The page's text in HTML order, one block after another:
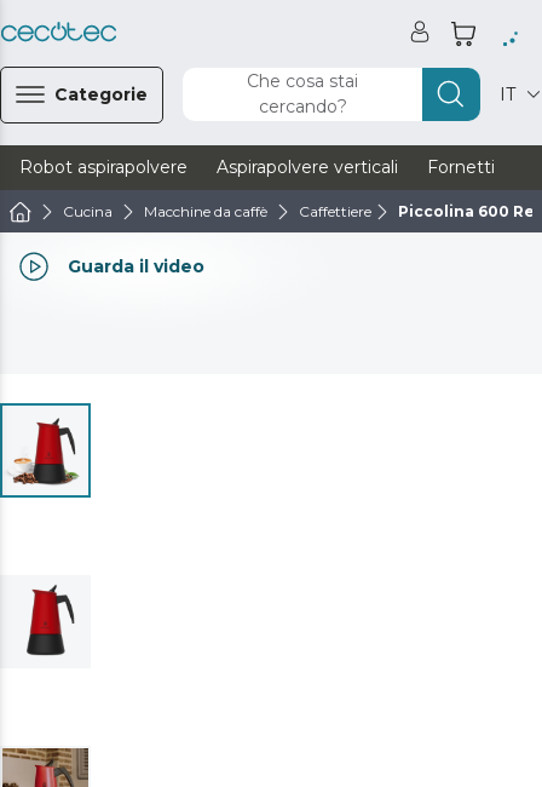
Categorie
Che cosa stai
cercando?
IT
Robot aspirapolvere Aspirapolvere verticali Fornetti
Cucina Macchine da caffè Caffettiere Piccolina 600
Guarda il video